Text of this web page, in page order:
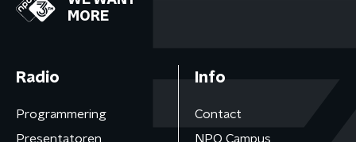
MORE
Radio
Programmering
Presentatoren
Info
Contact
NPO Campus